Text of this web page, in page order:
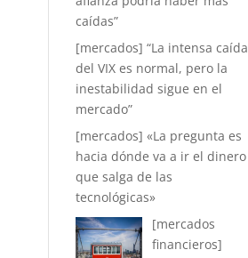
caídas”
[mercados] “La intensa caída
del VIX es normal, pero la
inestabilidad sigue en el
mercado”
[mercados] «La pregunta es
hacia dónde va a ir el dinero
que salga de las
tecnológicas»
[mercados
financieros]